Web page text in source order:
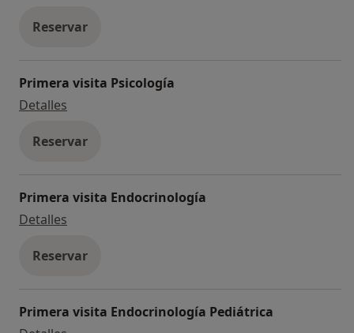
Reservar
Primera visita Psicología
Detalles
Reservar
Primera visita Endocrinología
Detalles
Reservar
Primera visita Endocrinología Pediátrica